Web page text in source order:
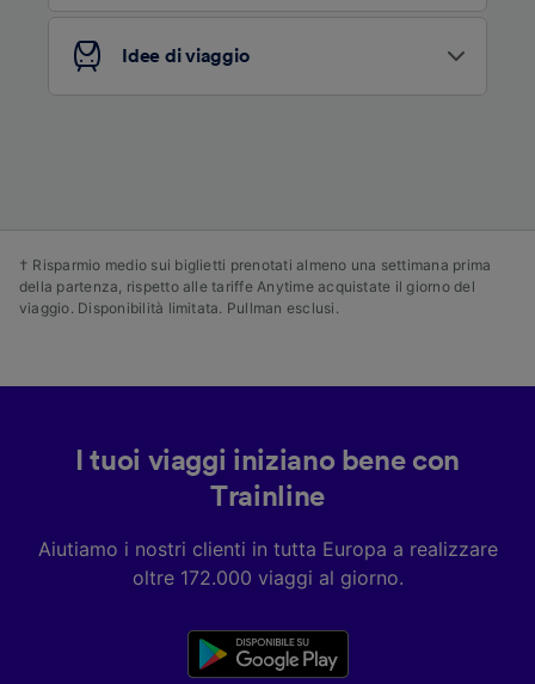
Idee di viaggio
† Risparmio medio sui biglietti prenotati almeno una settimana prima
della partenza, rispetto alle tariffe Anytime acquistate il giorno del
viaggio. Disponibilità limitata. Pullman esclusi.
I tuoi viaggi iniziano bene con
Trainline
Aiutiamo i nostri clienti in tutta Europa a realizzare
oltre 172.000 viaggi al giorno.
dei contenuti e degli annunci, ricerche sul
pubblico, sviluppo di servizi.